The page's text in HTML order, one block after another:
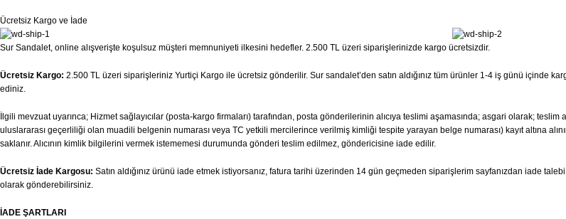
Ücretsiz Kargo ve İade
Sur Sandalet, online alışverişte koşulsuz müşteri memnuniyeti ilkesini hedefler. 2.500 TL üzeri siparişlerinizde kargo ücretsizdir.
Ücretsiz Kargo: 2.500 TL üzeri siparişleriniz Yurtiçi Kargo ile ücretsiz gönderilir. Sur sandalet’den satın aldığınız tüm ürünler 1-4 iş günü içinde
ediniz.
İlgili mevzuat uyarınca; Hizmet sağlayıcılar (posta-kargo firmaları) tarafından, posta gönderilerinin alıcıya teslimi aşamasında; asgari olarak;
uluslararası geçerliliği olan muadili belgenin numarası veya TC yetkili mercilerince verilmiş kimliği tespite yarayan belge numarası) kayıt altına
saklanır. Alıcının kimlik bilgilerini vermek istememesi durumunda gönderi teslim edilmez, göndericisine iade edilir.
Ücretsiz İade Kargosu: Satın aldığınız ürünü iade etmek istiyorsanız, fatura tarihi üzerinden 14 gün geçmeden siparişlerim sayfanızdan iade
olarak gönderebilirsiniz.
İADE ŞARTLARI